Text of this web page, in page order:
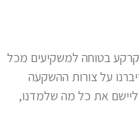
בטוחה למשקיעים מכל
על צורות ההשקעה
ליישם את כל מה שלמדנו,